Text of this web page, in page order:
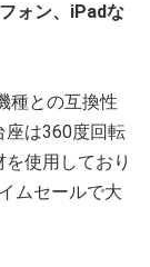
ォン、iPadな
種との互換性
座は360度回転
使用しており
ムセールで大